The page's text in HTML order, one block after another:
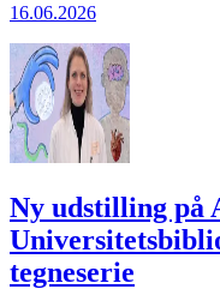
16.06.2026
Ny udstilling på
tegneserie